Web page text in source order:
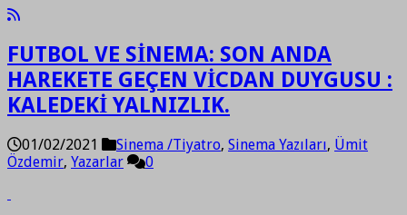
FUTBOL VE SİNEMA: SON ANDA
HAREKETE GEÇEN VİCDAN DUYGUSU :
KALEDEKİ YALNIZLIK.
01/02/2021 Sinema /Tiyatro, Sinema Yazıları, Ümit
Özdemir, Yazarlar 0